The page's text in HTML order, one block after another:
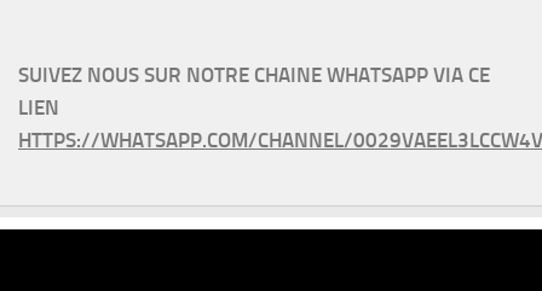
SUIVEZ NOUS SUR NOTRE CHAINE WHATSAPP VIA CE
LIEN
HTTPS://WHATSAPP.COM/CHANNEL/